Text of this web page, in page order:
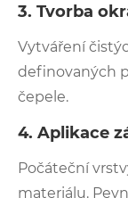
3. Tvorba
Vytváření
definovaných
čepele.
4. Aplikace
Počáteční
materiálu.